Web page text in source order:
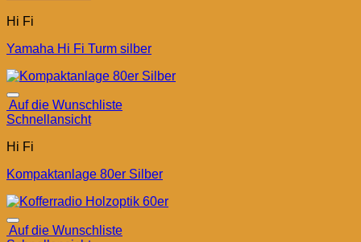
Hi Fi
Yamaha Hi Fi Turm silber
Auf die Wunschliste
Schnellansicht
Hi Fi
Kompaktanlage 80er Silber
Auf die Wunschliste